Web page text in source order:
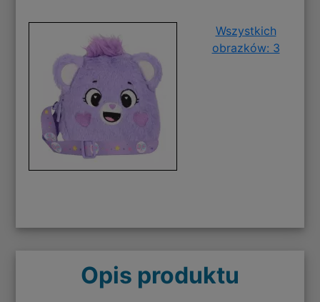
Wszystkich
obrazków: 3
Opis produktu